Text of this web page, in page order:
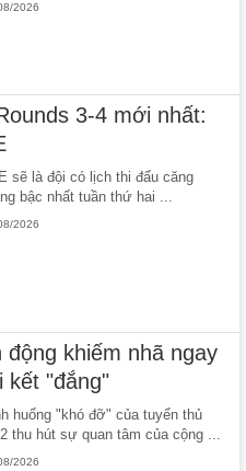
2026
3-4 mới nhất:
sẽ là đội có lịch thi đấu căng
bậc nhất tuần thứ hai ...
2026
động khiếm nhã ngay
kết "đắng"
huống "khó đỡ" của tuyển thủ
thu hút sự quan tâm của cộng ...
2026